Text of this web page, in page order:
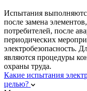
Испытания
после замена
потребителей, после
периодических
электробезопасность.
являются процедуры
охраны труда.
Какие испытания
целью?